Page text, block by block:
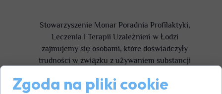
Stowarzyszenie Monar Poradnia Profilaktyki,
Leczenia i Terapii Uzależnień w Łodzi
zajmujemy się osobami, które doświadczyły
trudności w związku z używaniem substancji
hazardu.
Zgoda na pliki cookie